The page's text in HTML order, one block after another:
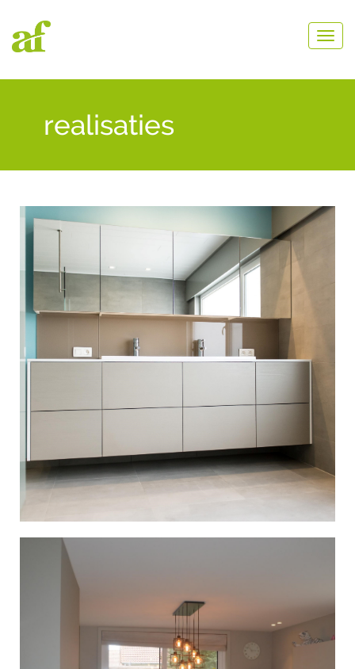
realisaties